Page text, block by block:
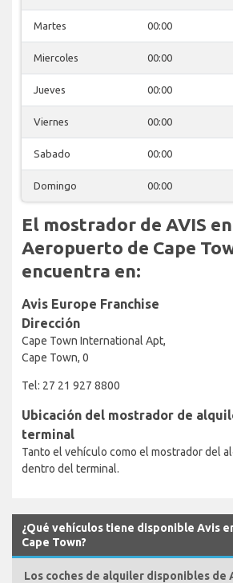
Martes 00:00
Miercoles 00:00
Jueves 00:00
Viernes 00:00
Sabado 00:00
Domingo 00:00
El mostrador de AVIS en
Aeropuerto de Cape
encuentra en:
Avis Europe Franchise
Dirección
Cape Town International Apt,
Cape Town, 0
Tel: 27 21 927 8800
Ubicación del mostrador de
terminal
Tanto el vehículo como el mostrador del
dentro del terminal.
¿Qué vehículos tiene disponible Avis
Cape Town?
Los coches de alquiler disponibles de